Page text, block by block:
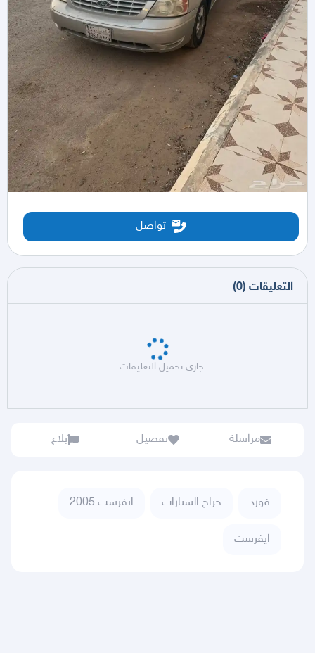
تواصل
التعليقات (
0
)
جاري تحميل التعليقات...
مراسلة تفضيل بلاغ
فورد حراج السيارات ايفرست 2005
ايفرست